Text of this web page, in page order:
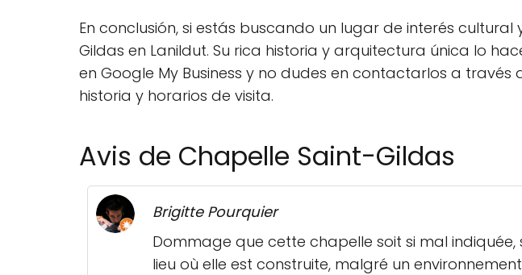
En conclusión, si estás buscando un lugar de interés
Gildas en Lanildut. Su rica historia y arquitectura única lo
en Google My Business y no dudes en contactarlos a
historia y horarios de visita.
Avis de Chapelle Saint-Gildas
Brigitte Pourquier
Dommage que cette chapelle soit si mal
lieu où elle est construite, malgré un